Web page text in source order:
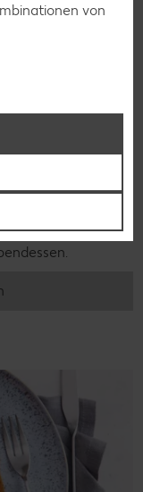
nicht ausbremsen,
Rezepte
und kleine
von